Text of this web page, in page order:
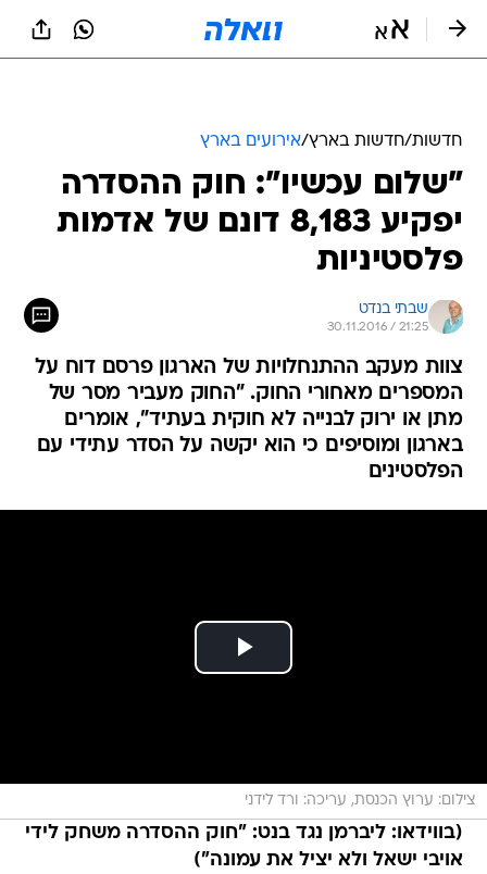
חדשות/חדשות בארץ/אירועים בארץ
"שלום עכשיו": חוק ההסדרה
יפקיע 8,183 דונם של אדמות
פלסטיניות
שבתי בנדט
30.11.2016 / 21:25
צוות מעקב ההתנחלויות של הארגון פרסם דוח על
המספרים מאחורי החוק. "החוק מעביר מסר של
מתן או ירוק לבנייה לא חוקית בעתיד", אומרים
בארגון ומוסיפים כי הוא יקשה על הסדר עתידי עם
הפלסטינים
צילום: ערוץ הכנסת, עריכה: ורד לידני
(בווידאו: ליברמן נגד בנט: "חוק ההסדרה משחק לידי
אויבי ישאל ולא יציל את עמונה")